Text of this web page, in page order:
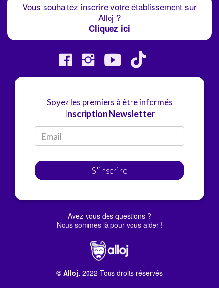
Vous souhaitez inscrire votre établissement sur
Alloj ?
Cliquez ici
Soyez les premiers à être informés
Inscription Newsletter
S'inscrire
Avez-vous des questions ?
Nous sommes là pour vous aider !
© Alloj. 2022 Tous droits réservés